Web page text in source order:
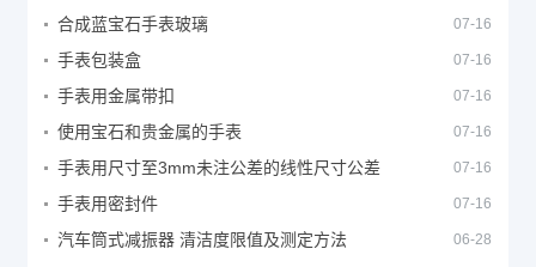
合成蓝宝石手表玻璃 07-16
手表包装盒 07-16
手表用金属带扣 07-16
使用宝石和贵金属的手表 07-16
手表用尺寸至3mm未注公差的线性尺寸公差 07-16
手表用密封件 07-16
汽车筒式减振器 清洁度限值及测定方法 06-28